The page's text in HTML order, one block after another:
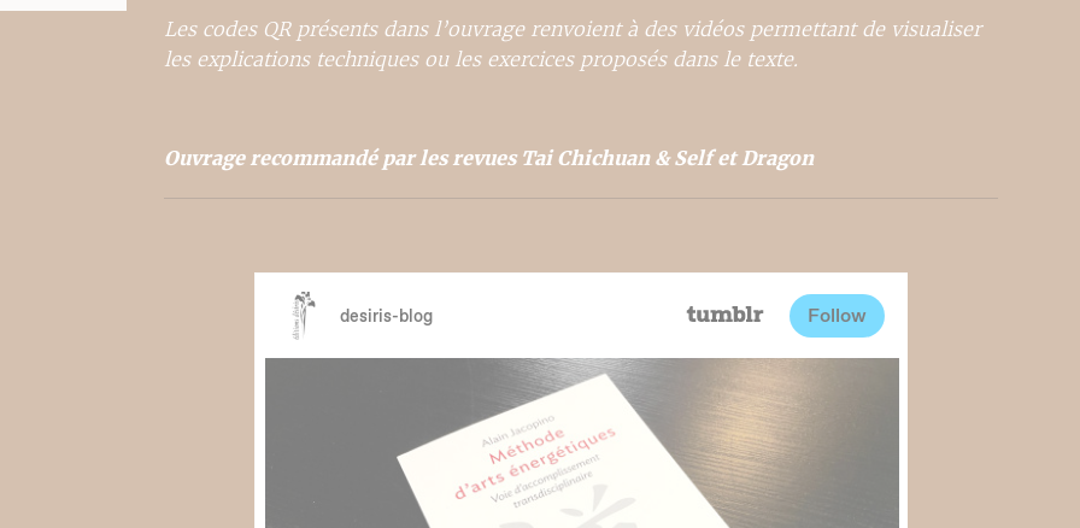
Les codes QR présents dans l’ouvrage renvoient à des vidéos permettant de visualiser
les explications techniques ou les exercices proposés dans le texte.
Ouvrage recommandé par les revues Tai Chichuan & Self et Dragon